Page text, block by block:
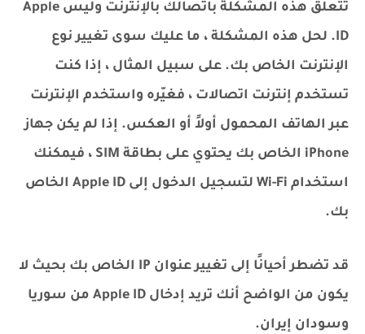
تتعلق هذه المشكلة باتصالك بالإنترنت وليس Apple
ID. لحل هذه المشكلة ، ما عليك سوى تغيير نوع
الإنترنت الخاص بك. على سبيل المثال ، إذا كنت
تستخدم إنترنت اتصالات ، فغيّره واستخدم الإنترنت
عبر الهاتف المحمول أولاً أو العكس. إذا لم يكن جهاز
iPhone الخاص بك يحتوي على بطاقة SIM ، فيمكنك
استخدام Wi-Fi لتسجيل الدخول إلى Apple ID الخاص
بك.
قد تضطر أحيانًا إلى تغيير عنوان IP الخاص بك بحيث لا
يكون من الواضح أنك تريد إدخال Apple ID من سوريا
وسودان إيران.